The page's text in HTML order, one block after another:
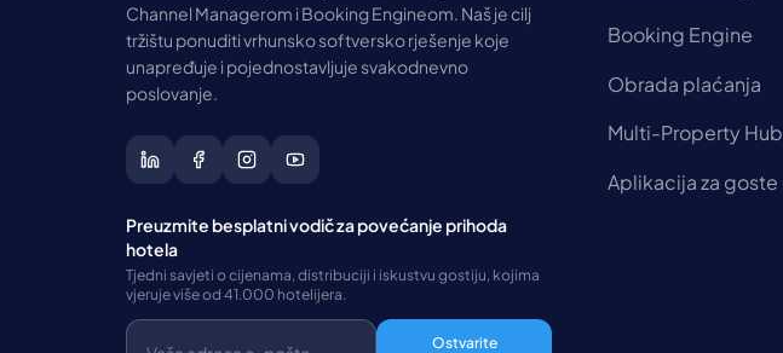
Channel Managerom i Booking Engineom. Naš je cilj
tržištu ponuditi vrhunsko softversko rješenje koje
unapređuje i pojednostavljuje svakodnevno
poslovanje.
Preuzmite besplatni vodič za povećanje prihoda
hotela
Tjedni savjeti o cijenama, distribuciji i iskustvu gostiju, kojima
vjeruje više od 41.000 hotelijera.
Ostvarite
Booking Engine
Obrada plaćanja
Multi-Property Hub
Aplikacija za goste